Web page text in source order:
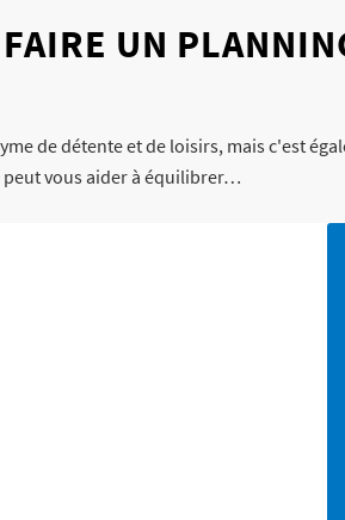
UN
de détente et de loisirs, mais c'est
vous aider à équilibrer…